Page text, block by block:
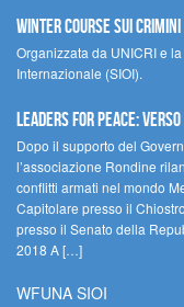
Winter Course sui
Organizzata da UNICRI e
Internazionale (SIOI).
Leaders for peace:
Dopo il supporto del
l’associazione Rondine
conflitti armati nel mondo
Capitolare presso il
presso il Senato della
2018 A […]
WFUNA SIOI